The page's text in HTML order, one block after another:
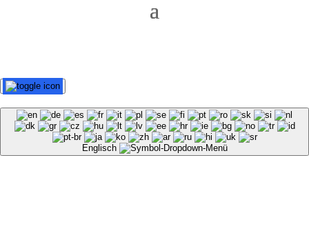
Englisch